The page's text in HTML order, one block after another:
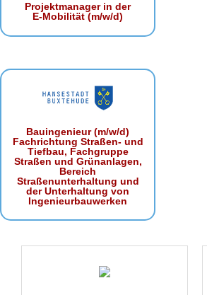
Projektmanager in der
E‑Mobilität (m/w/d)
Bauingenieur (m/w/d)
Fachrichtung Straßen- und
Tiefbau, Fachgruppe
Straßen und Grünanlagen,
Bereich
Straßenunterhaltung und
der Unterhaltung von
Ingenieurbauwerken